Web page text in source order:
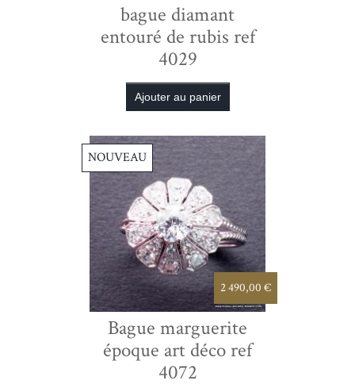
bague diamant
entouré de rubis ref
4029
2 490,00 €
NOUVEAU
Bague marguerite
époque art déco ref
4072